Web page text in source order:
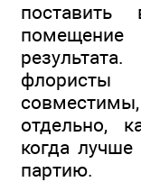
помещение
отдельно,
когда лучше
партию.